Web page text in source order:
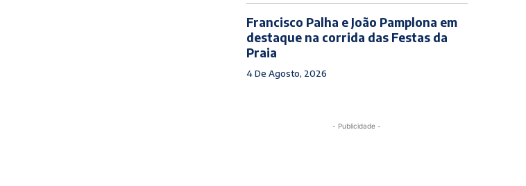
Francisco Palha e João Pamplona em
destaque na corrida das Festas da
Praia
4 De Agosto, 2026
- Publicidade -